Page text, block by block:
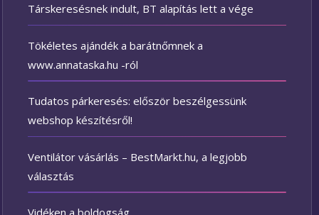
Társkeresésnek indult, BT alapítás lett a vége
Tökéletes ajándék a barátnőmnek a
www.annataska.hu -ról
Tudatos párkeresés: először beszélgessünk
webshop készítésről!
Ventilátor vásárlás – BestMarkt.hu, a legjobb
választás